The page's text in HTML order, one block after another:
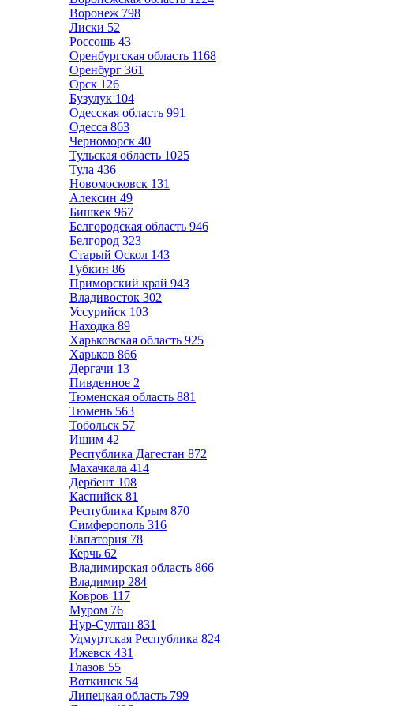
Воронеж 798
Лиски 52
Россошь 43
Оренбургская область 1168
Оренбург 361
Орск 126
Бузулук 104
Одесская область 991
Одесса 863
Черноморск 40
Тульская область 1025
Тула 436
Новомосковск 131
Алексин 49
Бишкек 967
Белгородская область 946
Белгород 323
Старый Оскол 143
Губкин 86
Приморский край 943
Владивосток 302
Уссурийск 103
Находка 89
Харьковская область 925
Харьков 866
Дергачи 13
Пивденное 2
Тюменская область 881
Тюмень 563
Тобольск 57
Ишим 42
Республика Дагестан 872
Махачкала 414
Дербент 108
Каспийск 81
Республика Крым 870
Симферополь 316
Евпатория 78
Керчь 62
Владимирская область 866
Владимир 284
Ковров 117
Муром 76
Нур-Султан 831
Удмуртская Республика 824
Ижевск 431
Глазов 55
Воткинск 54
Липецкая область 799